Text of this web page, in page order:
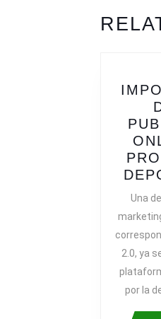
post:
Una
2.0, ya
por la